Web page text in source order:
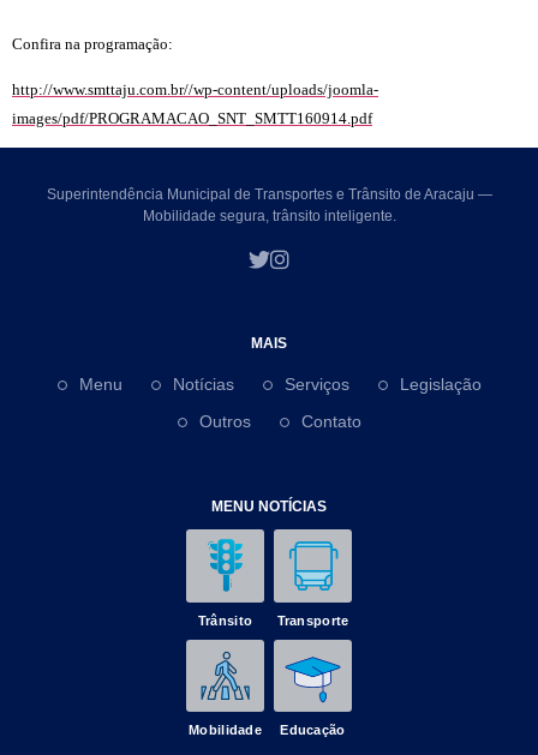
Confira na programação:
http://www.smttaju.com.br//wp-content/uploads/joomla-
images/pdf/PROGRAMACAO_SNT_SMTT160914.pdf
Superintendência Municipal de Transportes e Trânsito de Aracaju —
Mobilidade segura, trânsito inteligente.
MAIS
Menu Notícias Serviços
Legislação
Outros
Contato
MENU NOTÍCIAS
Trânsito Transporte
Mobilidade Educação